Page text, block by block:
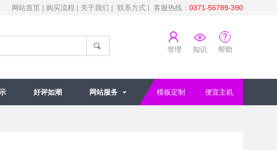
网站首页 | 购买流程 | 关于我们 | 联系方式 | 客服热线： 0371-56789-390
管理 知识 帮助
好评如潮 网站服务 模板定制 便宜主机